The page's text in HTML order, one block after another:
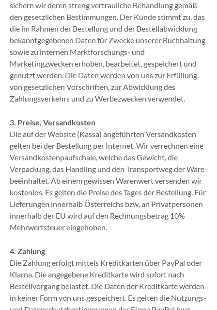
sichern wir deren streng vertrauliche Behandlung gemäß
den gesetzlichen Bestimmungen. Der Kunde stimmt zu, das
die im Rahmen der Bestellung und der Bestellabwicklung
bekanntgegebenen Daten für Zwecke unserer Buchhaltung
sowie zu internen Marktforschungs- und
Marketingzwecken erhoben, bearbeitet, gespeichert und
genutzt werden. Die Daten werden von uns zur Erfüllung
von gesetzlichen Vorschriften, zur Abwicklung des
Zahlungsverkehrs und zu Werbezwecken verwendet.
3. Preise, Versandkosten
Die auf der Website (Kassa) angeführten Versandkosten
gelten bei der Bestellung per Internet. Wir verrechnen eine
Versandkostenpaufschale, welche das Gewicht, die
Verpackung, das Handling und den Transportweg der Ware
beeinhaltet. Ab einem gewissen Warenwert versenden wir
kostenlos. Es gelten die Preise des Tages der Bestellung. Für
Lieferungen innerhalb Österreichs bzw. an Privatpersonen
innerhalb der EU wird auf den Rechnungsbetrag 10%
Mehrwertsteuer eingehoben.
4. Zahlung
Die Zahlung erfolgt mittels Kreditkarten über PayPal oder
Klarna. Die angegebene Kreditkarte wird sofort nach
Bestellvorgang belastet. Die Daten der Kreditkarte werden
in keiner Form von uns gespeichert. Es gelten die Nutzungs-